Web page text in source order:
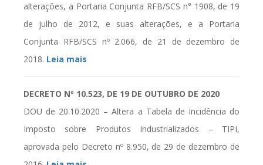
alterações, a Portaria Conjunta RFB/SCS n° 1908, de 19
de julho de 2012, e suas alterações, e a Portaria
Conjunta RFB/SCS nº 2.066, de 21 de dezembro de
2018. Leia mais
DECRETO Nº 10.523, DE 19 DE OUTUBRO DE 2020
DOU de 20.10.2020 – Altera a Tabela de Incidência do
Imposto sobre Produtos Industrializados – TIPI,
aprovada pelo Decreto nº 8.950, de 29 de dezembro de